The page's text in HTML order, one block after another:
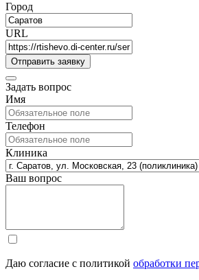
Город
URL
Задать вопрос
Имя
Телефон
Клиника
Ваш вопрос
Даю согласие с политикой обработки